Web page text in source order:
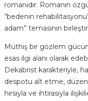
romanıdır. Romanın
“bedenin
adam” temasının
Müthiş bir gözlem
esas ilgi alanı olarak
Dekabrist karakteriyle,
despotu alt etme,
hırsıyla ve ihtirasıyla